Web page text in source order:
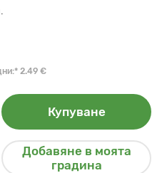
2.49 €
Купуване
Добавяне в моята
градина